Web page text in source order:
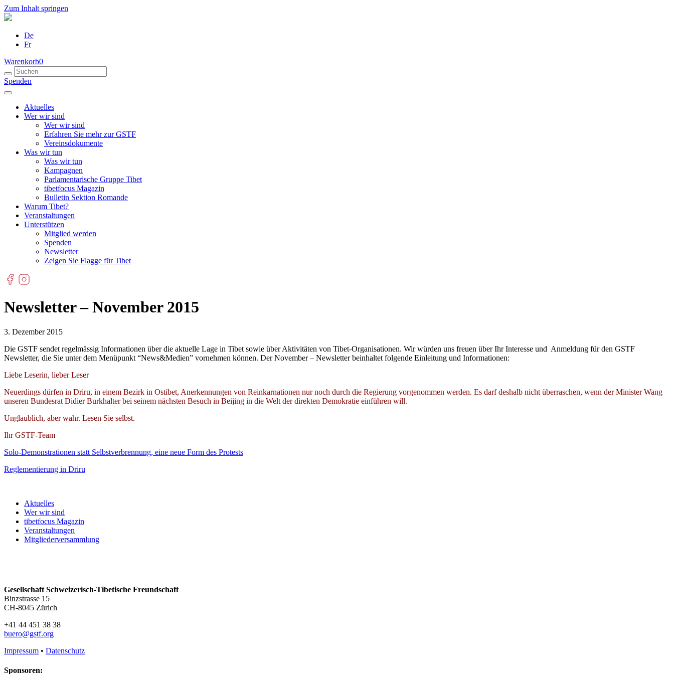
Zum Inhalt springen
De
Fr
Warenkorb0
Spenden
Aktuelles
Wer wir sind
Wer wir sind
Erfahren Sie mehr zur GSTF
Vereinsdokumente
Was wir tun
Was wir tun
Kampagnen
Parlamentarische Gruppe Tibet
tibetfocus Magazin
Bulletin Sektion Romande
Warum Tibet?
Veranstaltungen
Unterstützen
Mitglied werden
Spenden
Newsletter
Zeigen Sie Flagge für Tibet
Newsletter – November 2015
3. Dezember 2015
Die GSTF sendet regelmässig Informationen über die aktuelle Lage in Tibet sowie über Aktivitäten von Tibet-Organisationen. Wir würden uns freuen über Ihr Interesse und Anmeldung für den GSTF
Newsletter, die Sie unter dem Menüpunkt “News&Medien” vornehmen können. Der November – Newsletter beinhaltet folgende Einleitung und Informationen:
Liebe Leserin, lieber Leser
Neuerdings dürfen in Driru, in einem Bezirk in Ostibet, Anerkennungen von Reinkarnationen nur noch durch die Regierung vorgenommen werden. Es darf deshalb nicht überraschen, wenn der Minister Wang
unseren Bundesrat Didier Burkhalter bei seinem nächsten Besuch in Beijing in die Welt der direkten Demokratie einführen will.
Unglaublich, aber wahr. Lesen Sie selbst.
Ihr GSTF-Team
Solo-Demonstrationen statt Selbstverbrennung, eine neue Form des Protests
Reglementierung in Driru
Aktuelles
Wer wir sind
tibetfocus Magazin
Veranstaltungen
Mitgliederversammlung
Gesellschaft Schweizerisch-Tibetische Freundschaft
Binzstrasse 15
CH-8045 Zürich
+41 44 451 38 38
buero@gstf.org
Impressum • Datenschutz
Sponsoren: